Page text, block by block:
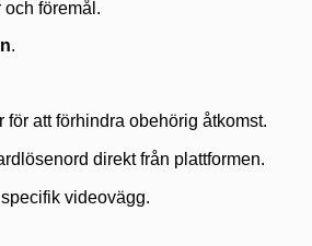
föremål.
.
att förhindra obehörig åtkomst.
direkt från plattformen.
videovägg.